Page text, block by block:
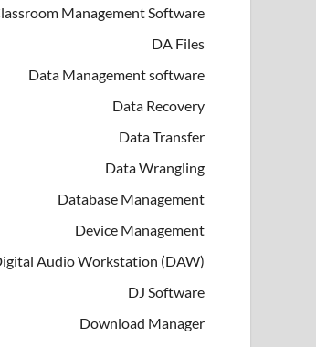
Management Software
DA Files
Data Management software
Data Recovery
Data Transfer
Data Wrangling
Database Management
Device Management
Audio Workstation (DAW)
DJ Software
Download Manager